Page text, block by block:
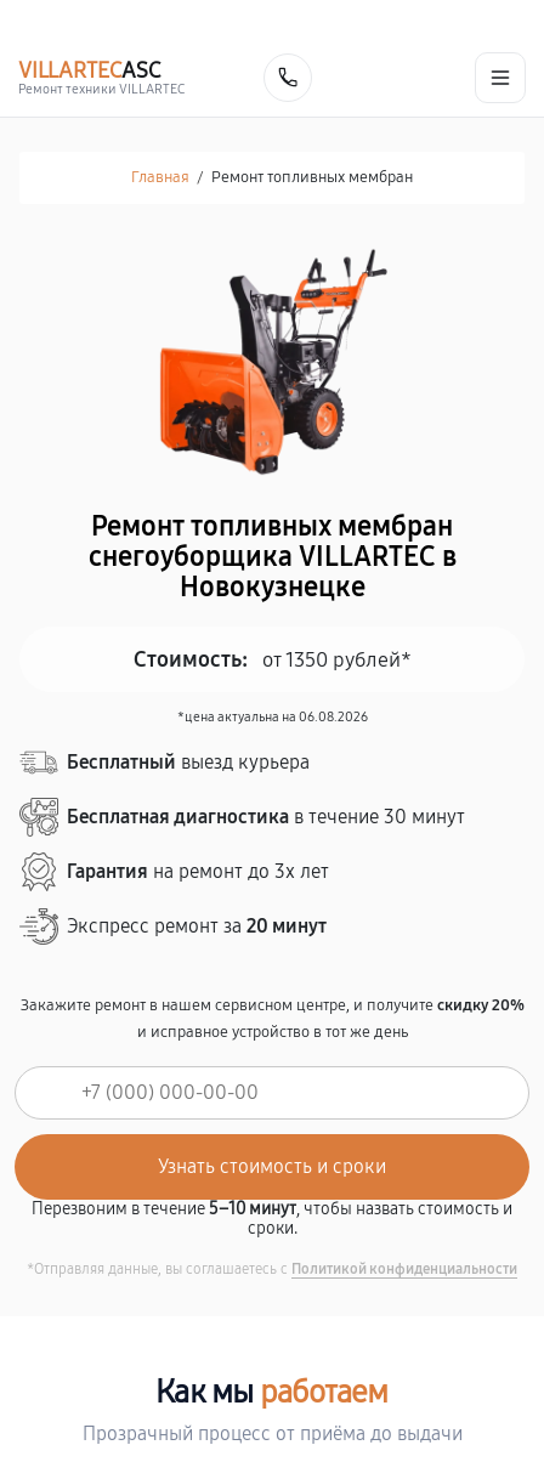
VILLARTECASC
Ремонт техники VILLARTEC
Главная / Ремонт топливных мембран
Ремонт топливных мембран
снегоуборщика VILLARTEC в
Новокузнецке
Стоимость: от 1350 рублей*
*цена актуальна на 06.08.2026
Бесплатный выезд курьера
Бесплатная диагностика в течение 30 минут
Гарантия на ремонт до 3х лет
Экспресс ремонт за 20 минут
Закажите ремонт в нашем сервисном центре, и получитескидку 20%
и исправное устройство в тот же день
Перезвоним в течение5–10 минут, чтобы назвать стоимость и
сроки.
*Отправляя данные, вы соглашаетесь с Политикой конфиденциальности
Как мы работаем
Прозрачный процесс от приёма до выдачи